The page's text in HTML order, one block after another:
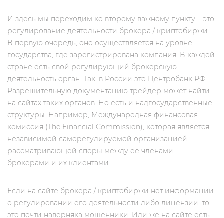
И здесь мы переходим ко второму важному пункту – это
регулирование деятельности брокера / криптобиржи.
В первую очередь, оно осуществляется на уровне
государства, где зарегистрирована компания. В каждой
стране есть свой регулирующий брокерскую
деятельность орган. Так, в России это Центробанк РФ.
Разрешительную документацию трейдер может найти
на сайтах таких органов. Но есть и надгосударственные
структуры. Например, Международная финансовая
комиссия (The Financial Commission), которая является
независимой саморегулируемой организацией,
рассматривающей споры между её членами –
брокерами и их клиентами.
Если на сайте брокера / криптобиржи нет информации
о регулировании его деятельности либо лицензии, то
это почти наверняка мошенники. Или же на сайте есть